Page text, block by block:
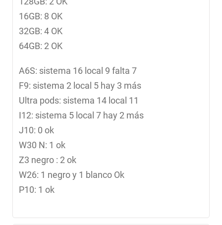
16GB: 8 OK
32GB: 4 OK
64GB: 2 OK
A6S: sistema 16 local 9 falta 7
F9: sistema 2 local 5 hay 3 más
Ultra pods: sistema 14 local 11
I12: sistema 5 local 7 hay 2 más
J10: 0 ok
W30 N: 1 ok
Z3 negro : 2 ok
W26: 1 negro y 1 blanco Ok
P10: 1 ok